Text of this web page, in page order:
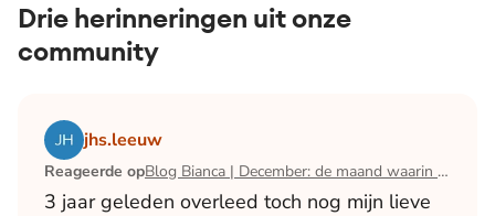
Drie herinneringen uit onze
community
jhs.leeuw
Reageerde op Blog Bianca | December: de maand waarin ik mijn man verloor
3 jaar geleden overleed toch nog mijn lieve
Lees het artikel Blog Bianca | December: de maand